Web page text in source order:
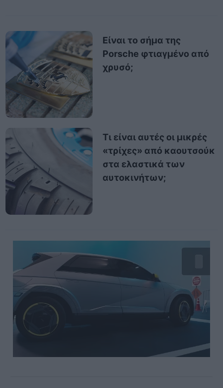
Είναι το σήμα της
Porsche φτιαγμένο από
χρυσό;
Τι είναι αυτές οι μικρές
«τρίχες» από καουτσούκ
στα ελαστικά των
αυτοκινήτων;